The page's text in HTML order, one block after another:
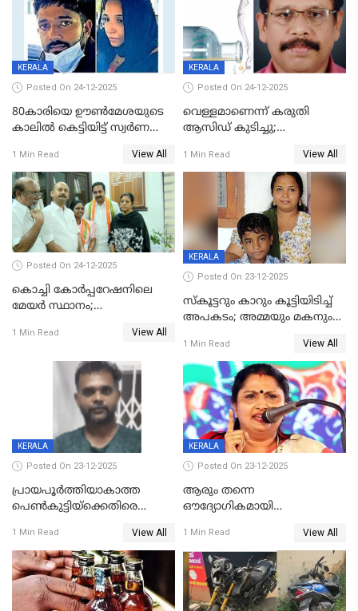
KERALA
Posted On 24-12-2025
80കാരിയെ ഊൺമേശയുടെ
കാലിൽ കെട്ടിയിട്ട് സ്വർണവും
കൊച്ചുമകനും സുഹൃത്തും
അറസ്റ്റിൽ
1 Min Read View All
KERALA
Posted On 24-12-2025
വെള്ളമാണെന്ന് കരുതി
ആസിഡ് കുടിച്ചു;
മരിച്ചു
1 Min Read View All
Posted On 24-12-2025
കൊച്ചി കോര്‍പ്പറേഷനിലെ
മേയര്‍ സ്ഥാനം;
രൂക്ഷം
1 Min Read View All
KERALA
Posted On 23-12-2025
സ്കൂട്ടറും കാറും കൂട്ടിയിടിച്ച്
അപകടം; അമ്മയും മകനും
ഗുരുതരാവസ്ഥയിൽ
1 Min Read View All
KERALA
Posted On 23-12-2025
പ്രായപൂർത്തിയാകാത്ത
പെൺകുട്ടിയ്ക്കെതിരെ
59 വർഷം തടവും 90,൦൦൦ രൂപ
പിഴയും ശിക്ഷ
1 Min Read View All
KERALA
Posted On 23-12-2025
ആരും തന്നെ
ഔദ്യോഗികമായി
കണ്ടെത്താൻ ഇന്ന് കോർ
കമ്മിറ്റി കൂടിയില്ല';
അതൃപ്തിയുമായി ദീപ്തി മേരി
വർഗീസ്
1 Min Read View All